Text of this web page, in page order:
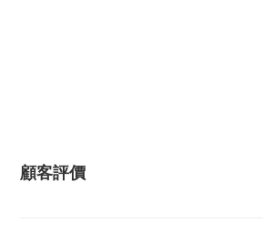
顧客評價